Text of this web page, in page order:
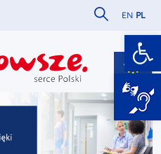
Szukaj w
EN PL